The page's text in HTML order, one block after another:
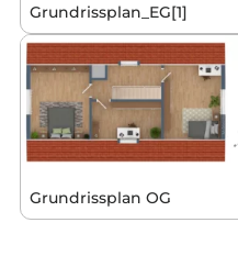
Grundrissplan_EG[1]
Grundrissplan OG